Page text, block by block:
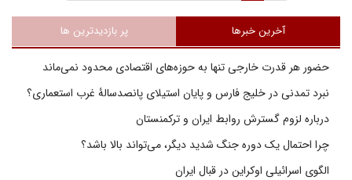
آخرین خبرها پر بازدیدترین ها
حضور هر قدرت خارجی تنها به حوزه‌های اقتصادی محدود نمی‌ماند
نبرد تمدنی در خلیج فارس و پایان استیلای پانصدسالۀ غرب استعماری؟
درباره لزوم گسترش روابط ایران و ترکمنستان
چرا احتمال یک دوره جنگ شدید دیگر، می‌تواند بالا باشد؟
الگوی اسرائیلی اوکراین در قبال ایران